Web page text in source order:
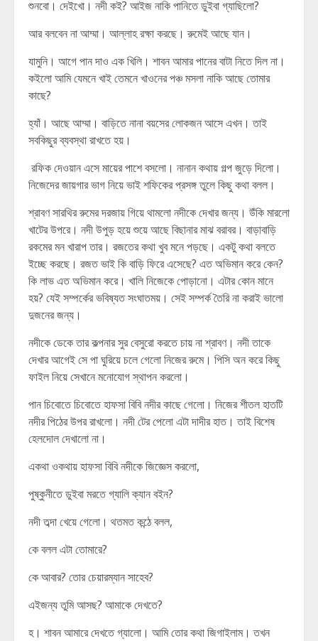
শুনবো। দেইখো। নদী কই? আইজ নাকি পানিতে ডুইবা গ্যাছিলো?
আর বলবেন না আম্মা। আল্লাহ রক্ষা করছে। রুমেই আছে যান।
যামুনি। আগে পান দাও এক খিলি। শাবন আমার পানের বাটা নিতে দিল না।
কইলো আমি যেমনে খাই তেমনে খাওনের পঞ্চ মসলা নাকি আছে তোমার
কাছে?
হ্যাঁ। আছে আম্মা। বাড়িতে নানা বয়সের লোকজন আসে এখন। তাই
সবকিছুর ব্যবস্থা রাখতে হয়।
রফিক দেওয়ান এসে মায়ের পাশে বসলো। নানান কথায় গল্প জুড়ে দিলো।
নিজেদের জায়গার ভাগ নিয়ে ভাই শফিকের প্রসঙ্গ তুলে কিছু কথা বলল।
শ্রাবণ সারথির রুমের দরজায় গিয়ে থামলো নদীকে দেখার জন্য। উঁকি মারলো
খাটের উপরে। নদী উপুড় হয়ে শুয়ে আছে বিছানার মাঝ বরাবর। বাড়াবাড়ি
রকমের মন খারাপ তার। রজতের কথা খুব মনে পড়ছে। একটু কথা বলতে
ইচ্ছে করছে। রজত ভাই কি বাড়ি ফিরে এসেছে? এত অভিমান করে কেন?
কি লাভ এত অভিমান করে। খালি নিজেকে পোড়ানো। এটার কোন মানে
হয়? যেই সম্পর্কের ভবিষ্যত সংঘাতময়। সেই সম্পর্ক তৈরি না করাই ভালো
দুজনের জন্য।
নদীকে ডেকে তার কল্পনার সুর বেসুরো করতে চায় না শ্রাবণ। নদী তাকে
দেখার আগেই সে পা ঘুরিয়ে চলে গেলো নিজের রুমে। পিসি অন করে কিছু
ফাইল নিয়ে সেখানে মনোযোগ স্থাপন করলো।
পান চিবোতে চিবোতে হাফসা বিবি নদীর কাছে গেলো। নিজের শীতল হাতটি
নদীর পিঠের উপর রাখলো। নদী টের পেলো এটা দাদীর হাত। তাই বিশেষ
হেলদোল দেখালো না।
একথা ওকথায় হাফসা বিবি নদীকে জিজ্ঞেস করলো,
পুষ্কুনীতে ডুইবা মরতে গ্যালি ক্যান বইন?
নদী তব্দা খেয়ে গেলো। থতমত কন্ঠে বলল,
কে বলল এটা তোমারে?
কে আবার? তোর চেয়ারম্যান সাহেব?
এইজন্য তুমি আসছ? আমাকে দেখতে?
হ। শাবন আমারে দেখতে গ্যালো। আমি তোর কথা জিগাইলাম। তখন